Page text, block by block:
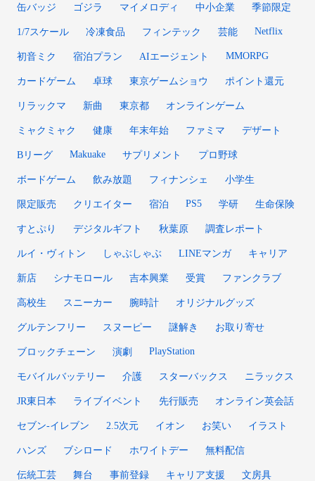
缶バッジ ゴジラ マイメロディ 中小企業 季節限定
1/7スケール 冷凍食品 フィンテック 芸能 Netflix
初音ミク 宿泊プラン AIエージェント MMORPG
カードゲーム 卓球 東京ゲームショウ ポイント還元
リラックマ 新曲 東京都 オンラインゲーム
ミャクミャク 健康 年末年始 ファミマ デザート
Bリーグ Makuake サプリメント プロ野球
ボードゲーム 飲み放題 フィナンシェ 小学生
限定販売 クリエイター 宿泊 PS5 学研 生命保険
すとぷり デジタルギフト 秋葉原 調査レポート
ルイ・ヴィトン しゃぶしゃぶ LINEマンガ キャリア
新店 シナモロール 吉本興業 受賞 ファンクラブ
高校生 スニーカー 腕時計 オリジナルグッズ
グルテンフリー スヌーピー 謎解き お取り寄せ
ブロックチェーン 演劇 PlayStation
モバイルバッテリー 介護 スターバックス ニラックス
JR東日本 ライブイベント 先行販売 オンライン英会話
セブン-イレブン 2.5次元 イオン お笑い イラスト
ハンズ ブシロード ホワイトデー 無料配信
伝統工芸 舞台 事前登録 キャリア支援 文房具